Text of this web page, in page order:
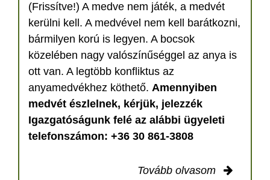
(Frissítve!) A medve nem játék, a medvét
kerülni kell. A medvével nem kell barátkozni,
bármilyen korú is legyen. A bocsok
közelében nagy valószínűséggel az anya is
ott van. A legtöbb konfliktus az
anyamedvékhez köthető. Amennyiben
medvét észlelnek, kérjük, jelezzék
Igazgatóságunk felé az alábbi ügyeleti
telefonszámon: +36 30 861-3808
Tovább olvasom